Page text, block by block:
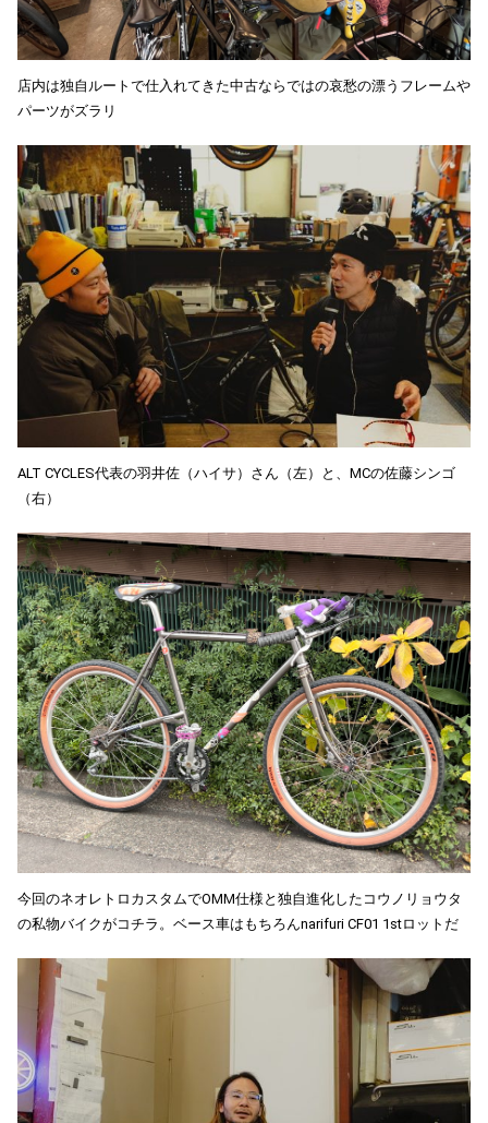
店内は独自ルートで仕入れてきた中古ならではの哀愁の漂うフレームや
パーツがズラリ
ALT CYCLES代表の羽井佐（ハイサ）さん（左）と、MCの佐藤シンゴ
（右）
今回のネオレトロカスタムでOMM仕様と独自進化したコウノリョウタ
の私物バイクがコチラ。ベース車はもちろんnarifuri CF01 1stロットだ